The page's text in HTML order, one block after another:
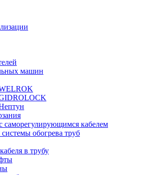
машин
саморегулирующимся кабелем
обогрева труб
в трубу